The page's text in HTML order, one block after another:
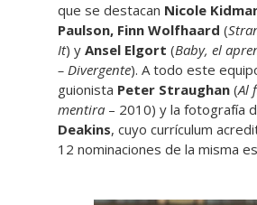
que se destacan Nicole
Paulson, Finn Wolfhaard (
It) y Ansel Elgort (Baby, el
– Divergente). A todo este
guionista Peter Straughan (Al
mentira – 2010) y la fotografía
Deakins, cuyo currículum
12 nominaciones de la misma